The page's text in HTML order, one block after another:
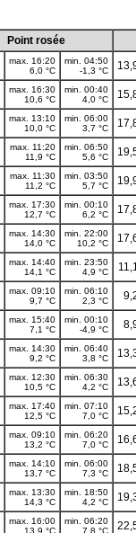
Point rosée
max. 16:20
6,0 °C
min. 04:50
-1,3 °C
max. 16:30
10,6 °C
min. 00:40
4,0 °C
max. 13:10
10,0 °C
min. 06:00
3,7 °C
max. 11:20
11,9 °C
min. 06:50
5,6 °C
max. 11:30
11,2 °C
min. 03:50
5,7 °C
max. 17:30
12,7 °C
min. 00:10
6,2 °C
max. 14:30
14,0 °C
min. 22:00
10,2 °C
max. 14:40
14,1 °C
min. 23:50
4,9 °C
max. 09:10
9,7 °C
min. 06:10
2,3 °C
max. 15:40
7,1 °C
min. 00:10
-4,9 °C
max. 14:30
9,2 °C
min. 06:40
3,8 °C
max. 12:30
10,5 °C
min. 06:30
4,2 °C
max. 17:40
12,5 °C
min. 07:10
7,0 °C
max. 09:10
13,2 °C
min. 06:20
7,0 °C
max. 14:10
13,7 °C
min. 06:00
7,3 °C
max. 13:30
14,3 °C
min. 18:50
4,2 °C
max. 16:00
13,9 °C
min. 06:20
7,8 °C